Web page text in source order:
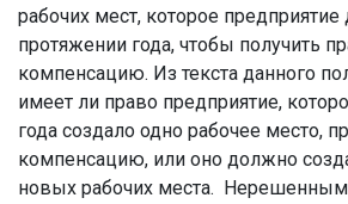
рабочих мест, которое
протяжении года, чтобы получить
компенсацию. Из текста данного
имеет ли право предприятие,
года создало одно рабочее место,
компенсацию, или оно должно
новых рабочих места.